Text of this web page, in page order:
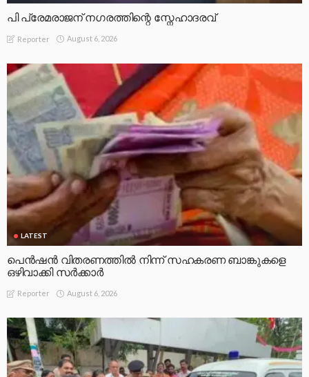
പി പ്രേമരാജന് നഗരത്തിന്റെ സ്നേഹാദരവ്
Reporter August 6, 2026
LATEST
പെൻഷൻ വിതരണത്തിൽ നിന്ന് സഹകരണ ബാങ്കുകളെ
ഒഴിവാക്കി സർക്കാർ
Reporter August 6, 2026